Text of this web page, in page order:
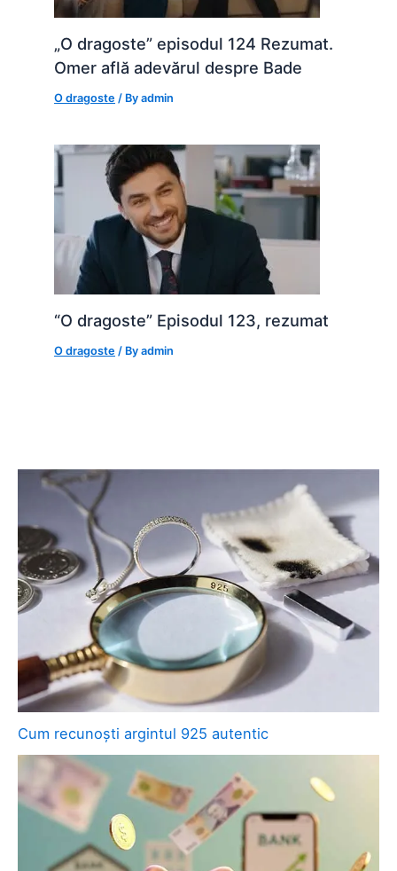
„O dragoste” episodul 124 Rezumat.
Omer află adevărul despre Bade
O dragoste / Byadmin
“O dragoste” Episodul 123, rezumat
O dragoste / Byadmin
Cum recunoști argintul 925 autentic